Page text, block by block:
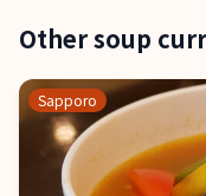
Other soup
Sapporo